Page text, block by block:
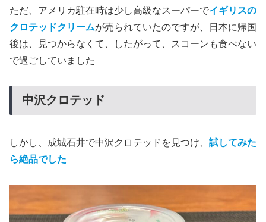
ただ、アメリカ駐在時は少し高級なスーパーでイギリスの
クロテッドクリームが売られていたのですが、日本に帰国
後は、見つからなくて、したがって、スコーンも食べない
で過ごしていました
中沢クロテッド
しかし、成城石井で中沢クロテッドを見つけ、 試してみた
ら絶品でした